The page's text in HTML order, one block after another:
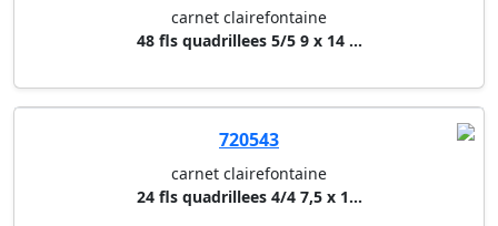
carnet clairefontaine
48 fls quadrillees 5/5 9 x 14 ...
720543
carnet clairefontaine
24 fls quadrillees 4/4 7,5 x 1...